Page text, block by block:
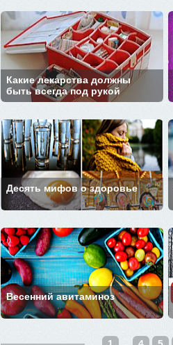
Какие лекарства должны
быть всегда под рукой
Десять мифов о здоровье
Весенний авитаминоз